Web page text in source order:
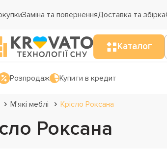
Заміна та поверненняДоставка та збірка
Каталог
Розпродаж Купити в кредит
М'які меблі Крісло Роксана
Роксана